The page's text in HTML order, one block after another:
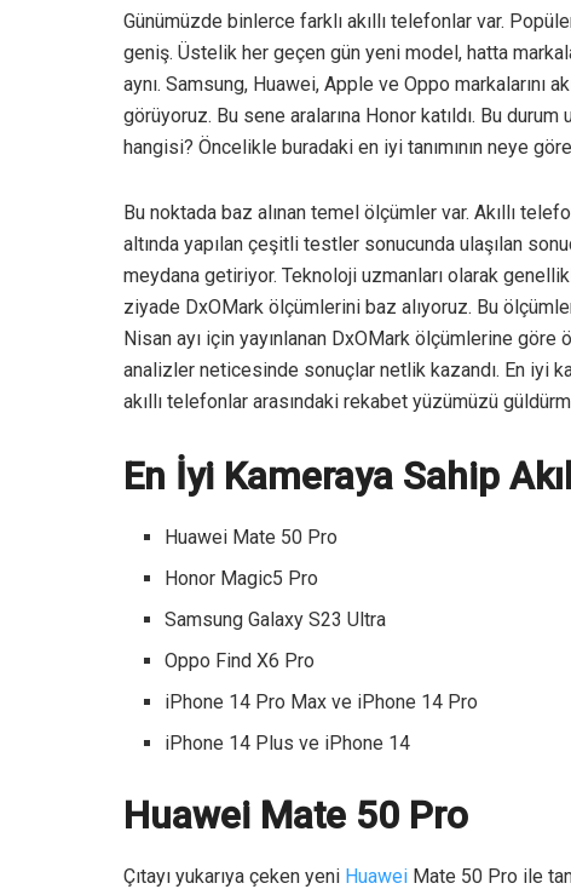
Günümüzde binlerce farklı akıllı telefonlar var.
geniş. Üstelik her geçen gün yeni model, hatta
aynı. Samsung, Huawei, Apple ve Oppo markalarını
görüyoruz. Bu sene aralarına Honor katıldı. Bu
hangisi? Öncelikle buradaki en iyi tanımının neye
Bu noktada baz alınan temel ölçümler var. Akıllı
altında yapılan çeşitli testler sonucunda ulaşılan
meydana getiriyor. Teknoloji uzmanları olarak
ziyade DxOMark ölçümlerini baz alıyoruz. Bu
Nisan ayı için yayınlanan DxOMark ölçümlerine
analizler neticesinde sonuçlar netlik kazandı. En iyi
akıllı telefonlar arasındaki rekabet yüzümüzü
En İyi Kameraya Sahip
Huawei Mate 50 Pro
Honor Magic5 Pro
Samsung Galaxy S23 Ultra
Oppo Find X6 Pro
iPhone 14 Pro Max ve iPhone 14 Pro
iPhone 14 Plus ve iPhone 14
Huawei Mate 50 Pro
Çıtayı yukarıya çeken yeni Huawei Mate 50 Pro ile